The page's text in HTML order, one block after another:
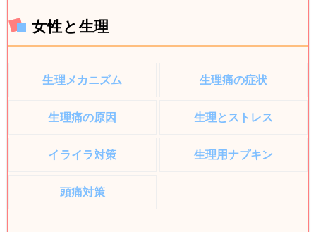
女性と生理
生理メカニズム 生理痛の症状
生理痛の原因 生理とストレス
イライラ対策 生理用ナプキン
頭痛対策